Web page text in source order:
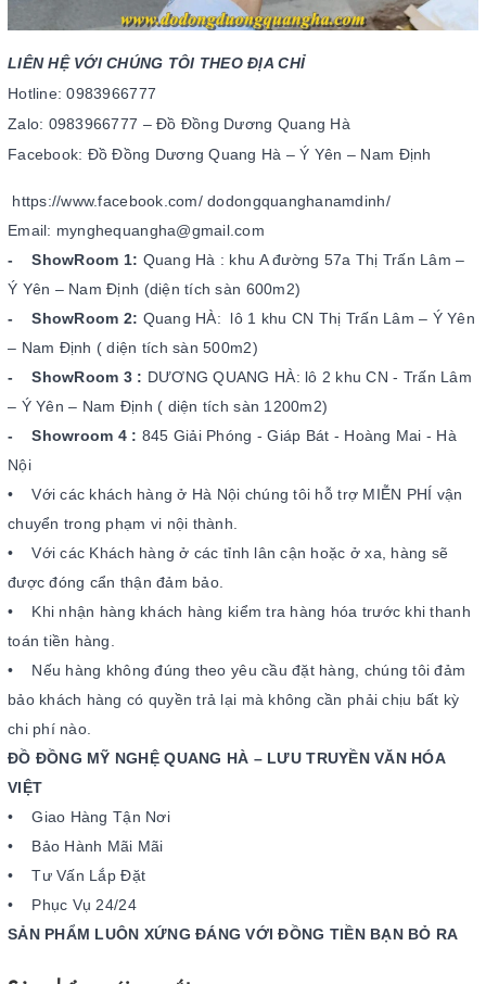
LIÊN HỆ VỚI CHÚNG TÔI THEO ĐỊA CHỈ
Hotline: 0983966777
Zalo: 0983966777 – Đồ Đồng Dương Quang Hà
Facebook: Đồ Đồng Dương Quang Hà – Ý Yên – Nam Định
https://www.facebook.com/ dodongquanghanamdinh/
Email: mynghequangha@gmail.com
- ShowRoom 1: Quang Hà : khu A đường 57a Thị Trấn Lâm –
Ý Yên – Nam Định (diện tích sàn 600m2)
- ShowRoom 2: Quang HÀ: lô 1 khu CN Thị Trấn Lâm – Ý Yên
– Nam Định ( diện tích sàn 500m2)
- ShowRoom 3 : DƯƠNG QUANG HÀ: lô 2 khu CN - Trấn Lâm
– Ý Yên – Nam Định ( diện tích sàn 1200m2)
- Showroom 4 : 845 Giải Phóng - Giáp Bát - Hoàng Mai - Hà
Nội
• Với các khách hàng ở Hà Nội chúng tôi hỗ trợ MIỄN PHÍ vận
chuyển trong phạm vi nội thành.
• Với các Khách hàng ở các tỉnh lân cận hoặc ở xa, hàng sẽ
được đóng cẩn thận đảm bảo.
• Khi nhận hàng khách hàng kiểm tra hàng hóa trước khi thanh
toán tiền hàng.
• Nếu hàng không đúng theo yêu cầu đặt hàng, chúng tôi đảm
bảo khách hàng có quyền trả lại mà không cần phải chịu bất kỳ
chi phí nào.
ĐỒ ĐỒNG MỸ NGHỆ QUANG HÀ – LƯU TRUYỀN VĂN HÓA
VIỆT
• Giao Hàng Tận Nơi
• Bảo Hành Mãi Mãi
• Tư Vấn Lắp Đặt
• Phục Vụ 24/24
SẢN PHẨM LUÔN XỨNG ĐÁNG VỚI ĐỒNG TIỀN BẠN BỎ RA